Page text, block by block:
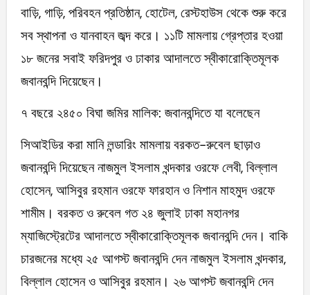
বাড়ি, গাড়ি, পরিবহন প্রতিষ্ঠান, হোটেল, রেস্টহাউস থেকে শুরু করে
সব স্থাপনা ও যানবাহন জব্দ করে। ১১টি মামলায় গ্রেপ্তার হওয়া
১৮ জনের সবাই ফরিদপুর ও ঢাকার আদালতে স্বীকারোক্তিমূলক
জবানবন্দি দিয়েছেন।
৭ বছরে ২৪৫০ বিঘা জমির মালিক: জবানবন্দিতে যা বলেছেন
সিআইডির করা মানি লন্ডারিং মামলায় বরকত-রুবেল ছাড়াও
জবানবন্দি দিয়েছেন নাজমুল ইসলাম খন্দকার ওরফে লেবী, বিল্লাল
হোসেন, আসিবুর রহমান ওরফে ফারহান ও নিশান মাহমুদ ওরফে
শামীম। বরকত ও রুবেল গত ২৪ জুলাই ঢাকা মহানগর
ম্যাজিস্ট্রেটের আদালতে স্বীকারোক্তিমূলক জবানবন্দি দেন। বাকি
চারজনের মধ্যে ২৫ আগস্ট জবানবন্দি দেন নাজমুল ইসলাম খন্দকার,
বিল্লাল হোসেন ও আসিবুর রহমান। ২৬ আগস্ট জবানবন্দি দেন